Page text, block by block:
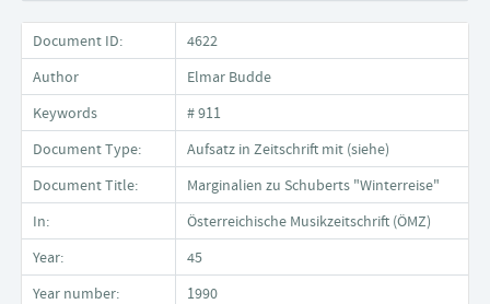
Document ID:
4622
Author
Elmar Budde
Keywords
# 911
Document Type:
Aufsatz in Zeitschrift mit (siehe)
Document Title:
Marginalien zu Schuberts "Winterreise"
In:
Österreichische Musikzeitschrift (ÖMZ)
Year:
45
Year number:
1990